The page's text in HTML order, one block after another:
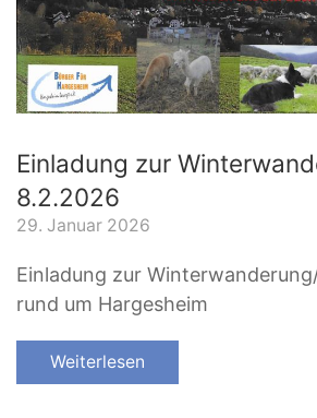
Einladung zur
8.2.2026
29. Januar 2026
Einladung zur
rund um Hargesheim
Weiterlesen